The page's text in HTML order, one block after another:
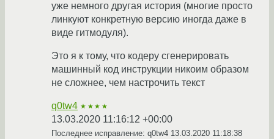
уже немного другая история (многие просто
линкуют конкретную версию иногда даже в
виде гитмодуля).
Это я к тому, что кодеру сгенерировать
машинный код инструкции никоим образом
не сложнее, чем настрочить текст
q0tw4 ★★★★
13.03.2020 11:16:12 +00:00
Последнее исправление: q0tw4 13.03.2020 11:18:38